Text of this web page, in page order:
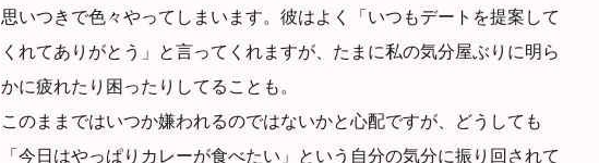
思いつきで色々やってしまいます。彼はよく「いつもデートを提案して
くれてありがとう」と言ってくれますが、たまに私の気分屋ぶりに明ら
かに疲れたり困ったりしてることも。
このままではいつか嫌われるのではないかと心配ですが、どうしても
「今日はやっぱりカレーが食べたい」という自分の気分に振り回されて